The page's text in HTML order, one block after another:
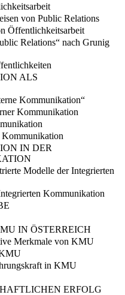
von Public Relations
Öffentlichkeitsarbeit
Relations“ nach Grunig
ALS
Kommunikation“
Kommunikation
Kommunikation
IN DER
Modelle der Integrierten
Kommunikation
IN ÖSTERREICH
Merkmale von KMU
in KMU
ERFOLG